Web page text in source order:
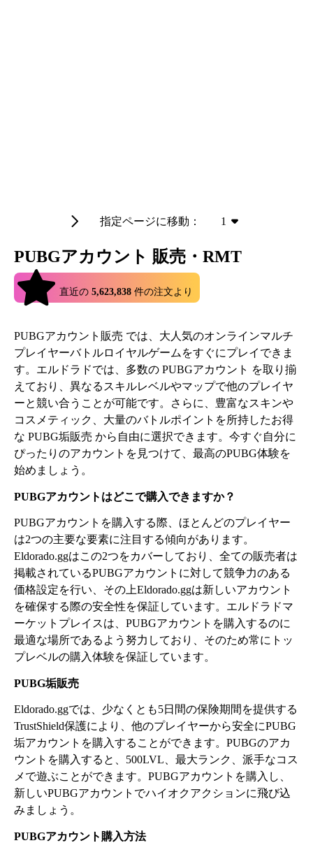
指定ページに移動： 1
PUBGアカウント 販売・RMT
直近の 5,623,838 件の注文より
PUBGアカウント販売 では、大人気のオンラインマルチ
プレイヤーバトルロイヤルゲームをすぐにプレイできま
す。エルドラドでは、多数の PUBGアカウント を取り揃
えており、異なるスキルレベルやマップで他のプレイヤ
ーと競い合うことが可能です。さらに、豊富なスキンや
コスメティック、大量のバトルポイントを所持したお得
な PUBG垢販売 から自由に選択できます。今すぐ自分に
ぴったりのアカウントを見つけて、最高のPUBG体験を
始めましょう。
PUBGアカウントはどこで購入できますか？
PUBGアカウントを購入する際、ほとんどのプレイヤー
は2つの主要な要素に注目する傾向があります。
Eldorado.ggはこの2つをカバーしており、全ての販売者は
掲載されているPUBGアカウントに対して競争力のある
価格設定を行い、その上Eldorado.ggは新しいアカウント
を確保する際の安全性を保証しています。エルドラドマ
ーケットプレイスは、PUBGアカウントを購入するのに
最適な場所であるよう努力しており、そのため常にトッ
プレベルの購入体験を保証しています。
PUBG垢販売
Eldorado.ggでは、少なくとも5日間の保険期間を提供する
TrustShield保護により、他のプレイヤーから安全にPUBG
垢アカウントを購入することができます。PUBGのアカ
ウントを購入すると、500LVL、最大ランク、派手なコス
メで遊ぶことができます。PUBGアカウントを購入し、
新しいPUBGアカウントでハイオクアクションに飛び込
みましょう。
PUBGアカウント購入方法